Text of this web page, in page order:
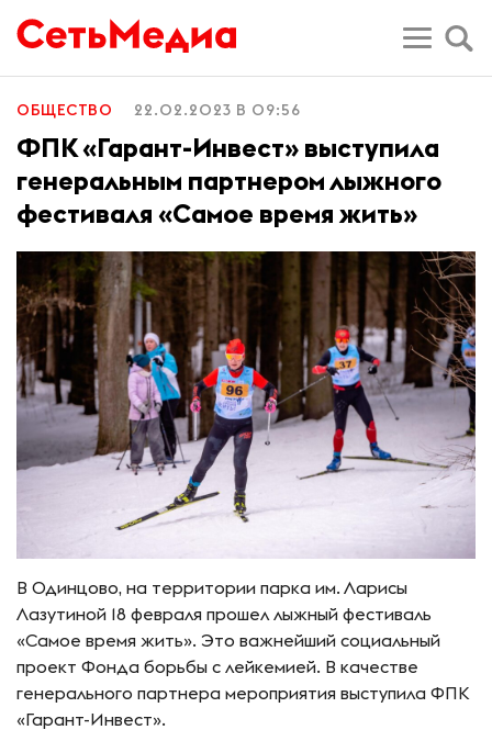
ОБЩЕСТВО 22.02.2023 В 09:56
ФПК «Гарант-Инвест» выступила
генеральным партнером лыжного
фестиваля «Самое время жить»
В Одинцово, на территории парка им. Ларисы
Лазутиной 18 февраля прошел лыжный фестиваль
«Самое время жить». Это важнейший социальный
проект Фонда борьбы с лейкемией. В качестве
генерального партнера мероприятия выступила ФПК
«Гарант-Инвест».